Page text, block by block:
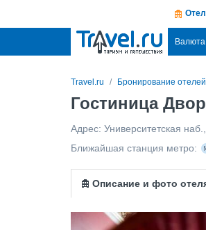
Travel.ru Бронирование отелей
Гостиница
Адрес: Университетская
Ближайшая станция метро:
Описание и фото